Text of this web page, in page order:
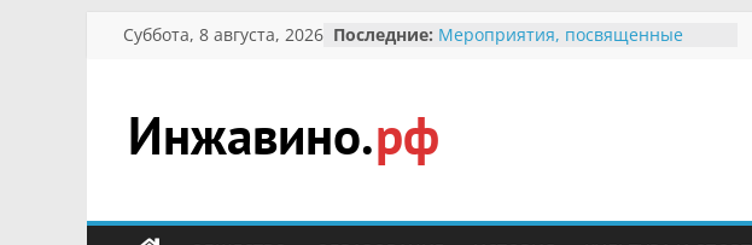
Перейти
Суббота, 8 августа, 2026 Последние: Мероприятия, посвященные
Безопасность в сети Интернет
Инжавино.рф
сельский